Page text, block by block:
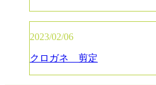
2023/02/06
クロガネ 剪定